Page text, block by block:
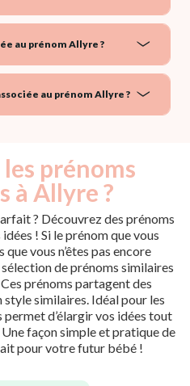
au prénom Allyre ?
au prénom Allyre ?
prénoms
à Allyre ?
? Découvrez des prénoms
! Si le prénom que vous
vous n’êtes pas encore
de prénoms similaires
prénoms partagent des
style similaires. Idéal pour les
d’élargir vos idées tout
façon simple et pratique de
pour votre futur bébé !